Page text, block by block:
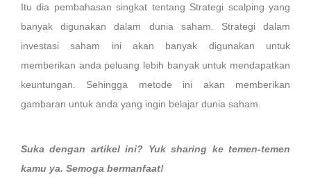
Itu dia pembahasan singkat tentang Strategi scalping yang
banyak digunakan dalam dunia saham. Strategi dalam
investasi saham ini akan banyak digunakan untuk
memberikan anda peluang lebih banyak untuk mendapatkan
keuntungan. Sehingga metode ini akan memberikan
gambaran untuk anda yang ingin belajar dunia saham.
Suka dengan artikel ini? Yuk sharing ke temen-temen
kamu ya. Semoga bermanfaat!